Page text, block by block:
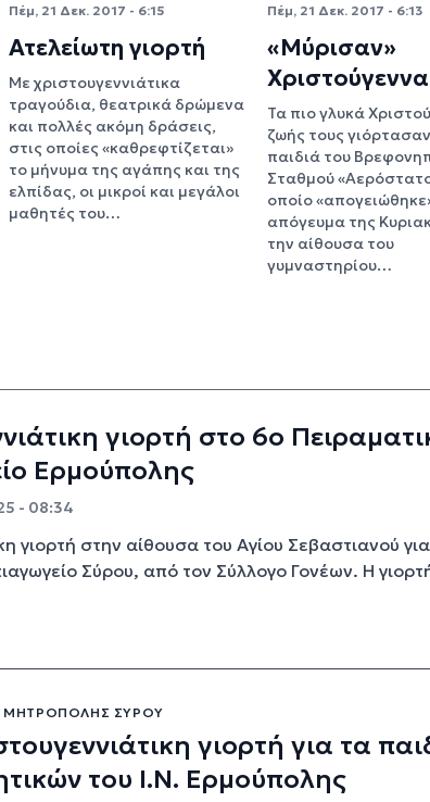
Πέμ, 21 Δεκ. 2017 - 6:15
Ατελείωτη γιορτή
Με χριστουγεννιάτικα
τραγούδια, θεατρικά δρώμενα
και πολλές ακόμη δράσεις,
στις οποίες «καθρεφτίζεται»
το μήνυμα της αγάπης και της
ελπίδας, οι μικροί και μεγάλοι
μαθητές του…
Πέμ, 21 Δεκ. 2017 - 6:13
«Μύρισαν»
Χριστούγεννα
Τα πιο γλυκά
ζωής τους
παιδιά του
Σταθμού
οποίο
απόγευμα της
την αίθουσα του
γυμναστηρίου…
γιορτή στο 6ο
Ερμούπολης
- 08:34
γιορτή στην αίθουσα του Αγίου Σεβαστιανού
Σύρου, από τον Σύλλογο Γονέων. Η
ΜΗΤΡΌΠΟΛΗΣ ΣΎΡΟΥ
γιορτή για τα
του Ι.Ν. Ερμούπολης